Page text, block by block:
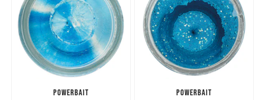
POWERBAIT POWERBAIT